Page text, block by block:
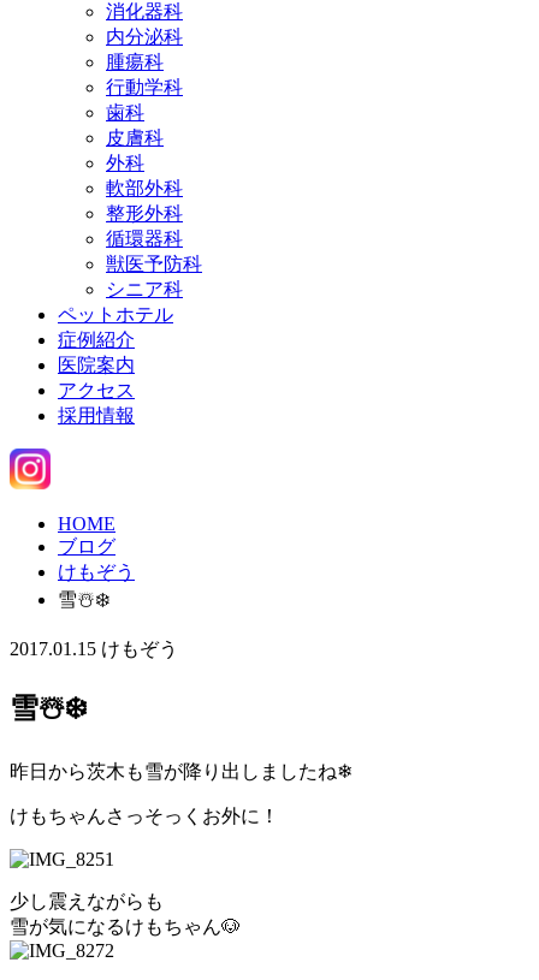
消化器科
内分泌科
腫瘍科
行動学科
歯科
皮膚科
外科
軟部外科
整形外科
循環器科
獣医予防科
シニア科
ペットホテル
症例紹介
医院案内
アクセス
採用情報
HOME
ブログ
けもぞう
雪☃️❄️
2017.01.15 けもぞう
雪☃️❄️
昨日から茨木も雪が降り出しましたね❄︎
けもちゃんさっそっくお外に！
少し震えながらも
雪が気になるけもちゃん🐶